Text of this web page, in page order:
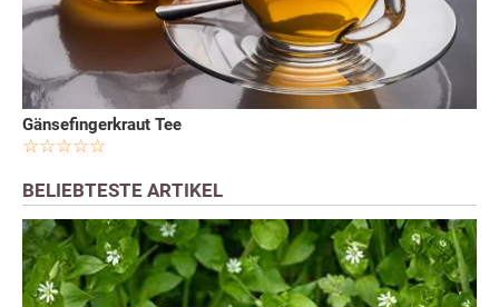
Gänsefingerkraut Tee
BELIEBTESTE ARTIKEL